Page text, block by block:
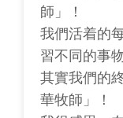
師」！
我們活着的
習不同的事
其實我們的
華牧師」！